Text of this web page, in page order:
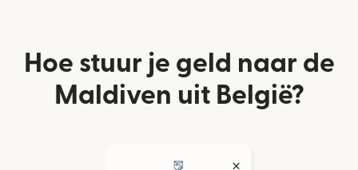
Hoe stuur je geld naar de
Maldiven uit België?